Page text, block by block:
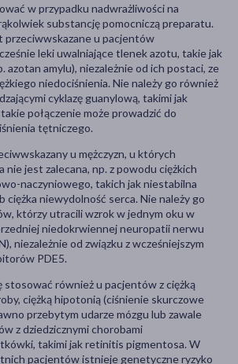
w przypadku nadwrażliwości na
substancję pomocniczą preparatu.
przeciwwskazane u pacjentów
leki uwalniające tlenek azotu, takie jak
azotan amylu), niezależnie od ich postaci, ze
niedociśnienia. Nie należy go również
cyklazę guanylową, takimi jak
połączenie może prowadzić do
tętniczego.
u mężczyzn, u których
nie jest zalecana, np. z powodu ciężkich
naczyniowego, takich jak niestabilna
ciężka niewydolność serca. Nie należy go
którzy utracili wzrok w jednym oku w
niedokrwiennej neuropatii nerwu
niezależnie od związku z wcześniejszym
PDE5.
stosować również u pacjentów z ciężką
ciężką hipotonią (ciśnienie skurczowe
przebytym udarze mózgu lub zawale
z dziedzicznymi chorobami
takimi jak retinitis pigmentosa. W
pacjentów istnieje genetyczne ryzyko